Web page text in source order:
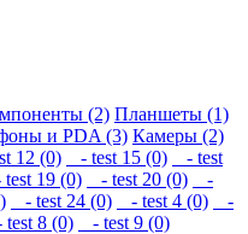
(2) Планшеты (1)
и PDA (3) Камеры (2)
12 (0) - test 15 (0)
- test
19 (0) - test 20 (0)
-
- test 24 (0) - test 4 (0)
-
8 (0) - test 9 (0)